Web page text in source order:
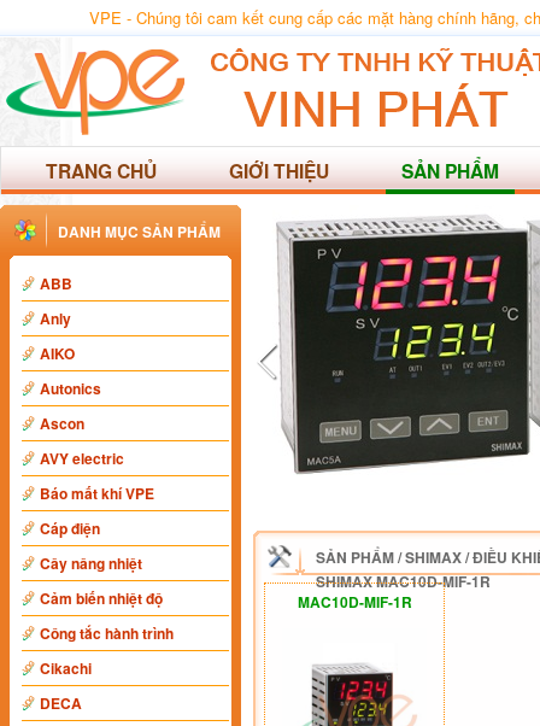
VPE - Chúng tôi cam kết cung cấp các mặt hàng chính hãng,
TRANG CHỦ GIỚI THIỆU SẢN PHẨM
DANH MỤC SẢN PHẨM
ABB
Anly
AIKO
Autonics
Ascon
AVY electric
Báo mất khí VPE
Cáp điện
Cây nâng nhiệt
Cảm biến nhiệt độ
Công tắc hành trình
Cikachi
DECA
SẢN PHẨM/SHIMAX/ĐIỀU
SHIMAX MAC10D-MIF-1R
MAC10D-MIF-1R